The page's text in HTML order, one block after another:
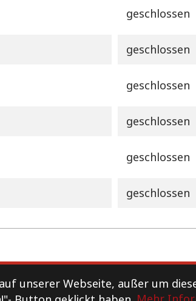
unserer Webseite, außer um
geschlossen
geschlossen
geschlossen
geschlossen
geschlossen
geschlossen